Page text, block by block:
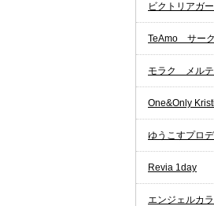
ビクトリアガ
TeAmo サー
モラク メルテ
One&Only
ゆうこすプロ
Revia 1day
エンジェルカ